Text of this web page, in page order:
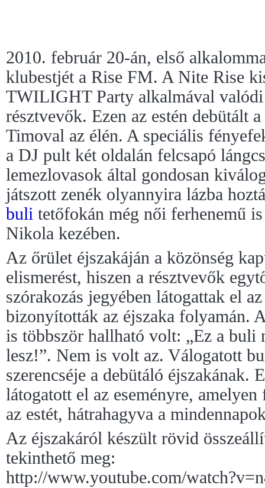
2010. február 20-án, első
klubestjét a Rise FM. A Nite Rise
TWILIGHT Party alkalmával
résztvevők. Ezen az estén debütált
Timoval az élén. A speciális
a DJ pult két oldalán felcsapó
lemezlovasok által gondosan
játszott zenék olyannyira lázba
buli tetőfokán még női ferhenemű
Nikola kezében.
Az őrület éjszakáján a közönség
elismerést, hiszen a résztvevők
szórakozás jegyében látogattak el
bizonyították az éjszaka folyamán.
is többször hallható volt: „Ez a buli
lesz!”. Nem is volt az. Válogatott
szerencséje a debütáló éjszakának.
látogatott el az eseményre,
az estét, hátrahagyva a
Az éjszakáról készült rövid
tekinthető meg:
http://www.youtube.com/